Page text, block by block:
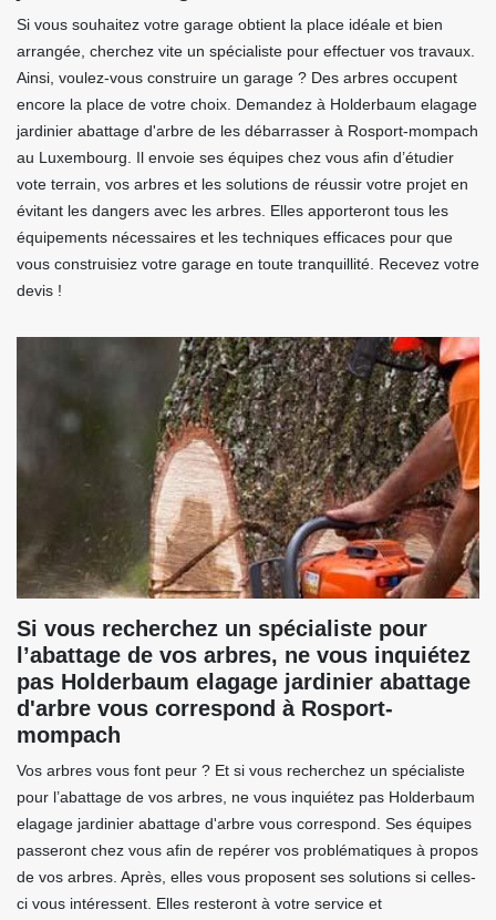
Si vous souhaitez votre garage obtient la place idéale et bien
arrangée, cherchez vite un spécialiste pour effectuer vos travaux.
Ainsi, voulez-vous construire un garage ? Des arbres occupent
encore la place de votre choix. Demandez à Holderbaum elagage
jardinier abattage d'arbre de les débarrasser à Rosport-mompach
au Luxembourg. Il envoie ses équipes chez vous afin d’étudier
vote terrain, vos arbres et les solutions de réussir votre projet en
évitant les dangers avec les arbres. Elles apporteront tous les
équipements nécessaires et les techniques efficaces pour que
vous construisiez votre garage en toute tranquillité. Recevez votre
devis !
Si vous recherchez un spécialiste pour
l’abattage de vos arbres, ne vous inquiétez
pas Holderbaum elagage jardinier abattage
d'arbre vous correspond à Rosport-
mompach
Vos arbres vous font peur ? Et si vous recherchez un spécialiste
pour l’abattage de vos arbres, ne vous inquiétez pas Holderbaum
elagage jardinier abattage d'arbre vous correspond. Ses équipes
passeront chez vous afin de repérer vos problématiques à propos
de vos arbres. Après, elles vous proposent ses solutions si celles-
ci vous intéressent. Elles resteront à votre service et